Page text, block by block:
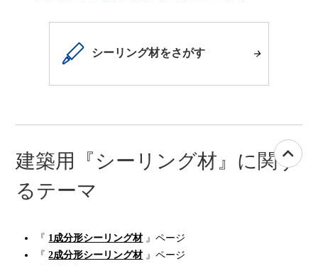
シーリング材をさがす
建築用『シーリング材』に関す
るテーマ
『 1成分形シーリング材』ページ
『2成分形シーリング材』ページ